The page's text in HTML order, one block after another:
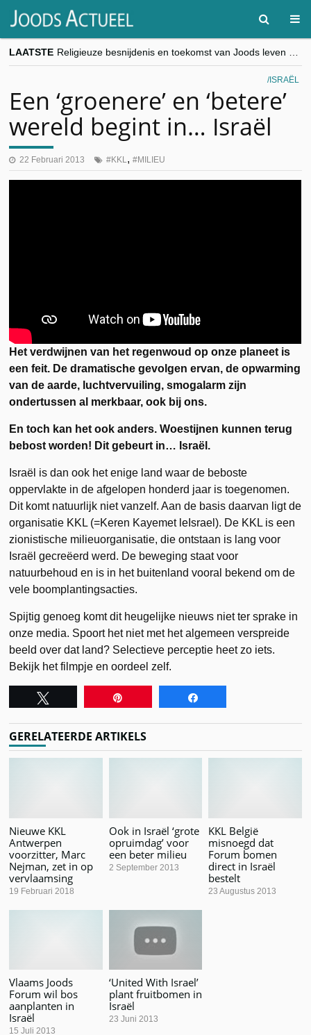
LAATSTE
“Besnijdenisdebat toont hoe moeilijk seculiere Westen minderheden begrijpt”, Jinnih Beels (Vooruit)
CITYTRIP | ROEMENIË – Boekarest: de verrassing van Oost-Europa
ISRAËL
Een ‘groenere’ en ‘betere’
wereld begint in… Israël
22 Februari 2013 KKL, MILIEU
Het verdwijnen van het regenwoud op onze planeet is
een feit. De dramatische gevolgen ervan, de opwarming
van de aarde, luchtvervuiling, smogalarm zijn
ondertussen al merkbaar, ook bij ons.
En toch kan het ook anders. Woestijnen kunnen terug
bebost worden! Dit gebeurt in… Israël.
Israël is dan ook het enige land waar de beboste
oppervlakte in de afgelopen honderd jaar is toegenomen.
Dit komt natuurlijk niet vanzelf. Aan de basis daarvan ligt de
organisatie KKL (=Keren Kayemet leIsrael). De KKL is een
zionistische milieuorganisatie, die ontstaan is lang voor
Israël gecreëerd werd. De beweging staat voor
natuurbehoud en is in het buitenland vooral bekend om de
vele boomplantingsacties.
Spijtig genoeg komt dit heugelijke nieuws niet ter sprake in
onze media. Spoort het niet met het algemeen verspreide
beeld over dat land? Selectieve perceptie heet zo iets.
Bekijk het filmpje en oordeel zelf.
GERELATEERDE ARTIKELS
Nieuwe KKL
Antwerpen
voorzitter, Marc
Nejman, zet in op
vervlaamsing
19 Februari 2018
Ook in Israël ‘grote
opruimdag’ voor
een beter milieu
2 September 2013
KKL België
misnoegd dat
Forum bomen
direct in Israël
bestelt
23 Augustus 2013
Vlaams Joods
Forum wil bos
aanplanten in
Israël
15 Juli 2013
‘United With Israel’
plant fruitbomen in
Israël
23 Juni 2013